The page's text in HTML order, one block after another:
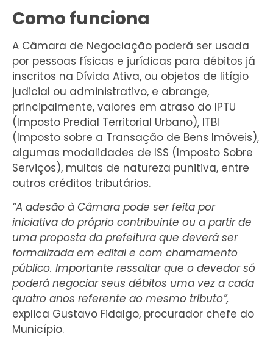
Como funciona
A Câmara de Negociação poderá ser usada
por pessoas físicas e jurídicas para débitos já
inscritos na Dívida Ativa, ou objetos de litígio
judicial ou administrativo, e abrange,
principalmente, valores em atraso do IPTU
(Imposto Predial Territorial Urbano), ITBI
(Imposto sobre a Transação de Bens Imóveis),
algumas modalidades de ISS (Imposto Sobre
Serviços), multas de natureza punitiva, entre
outros créditos tributários.
“A adesão à Câmara pode ser feita por
iniciativa do próprio contribuinte ou a partir de
uma proposta da prefeitura que deverá ser
formalizada em edital e com chamamento
público. Importante ressaltar que o devedor só
poderá negociar seus débitos uma vez a cada
quatro anos referente ao mesmo tributo”,
explica Gustavo Fidalgo, procurador chefe do
Município.